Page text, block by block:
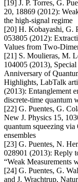
[19] J. P. Torres, G.
20, 18869 (2012):
the high-signal regime
[20] H. Kobayashi, G.
053805 (2012):
Values from Two-
[21] S. Moulieras, M.
104005 (2013),
Anniversary of
Highlights, LabTalk
(2013): Entanglement
discrete-time quantum
[22] G. Puentes, G.
New J. Physics 15,
quantum squeezing
ensembles
[23] G. Puentes, N.
028901 (2013): Reply
“Weak Measurements
[24] G. Puentes, G.
and J. Wrachtrup,